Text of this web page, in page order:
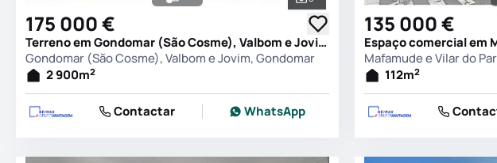
Ver todas as fotografias
175 000 €
Terreno em Gondomar (São Cosme), Valbom e Jovim, Gondomar
Gondomar (São Cosme), Valbom e Jovim, Gondomar
2 900m2
Contactar WhatsApp
135 000 €
Mafamude e Vilar do
112m2